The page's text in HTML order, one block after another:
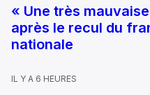
« Une très
après le recul du
nationale
IL Y A 6 HEURES